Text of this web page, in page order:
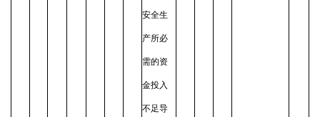
安全生
产所必
需的资
金投入
不足导